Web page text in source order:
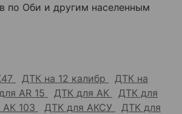
по Оби и другим населенным
ДТК на 12 калибр
ДТК на
AR 15 ДТК для АК
ДТК для
103 ДТК для АКСУ
ДТК для